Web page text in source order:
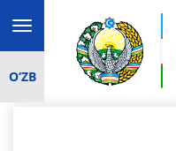
Toggle
navigation
O‘ZB